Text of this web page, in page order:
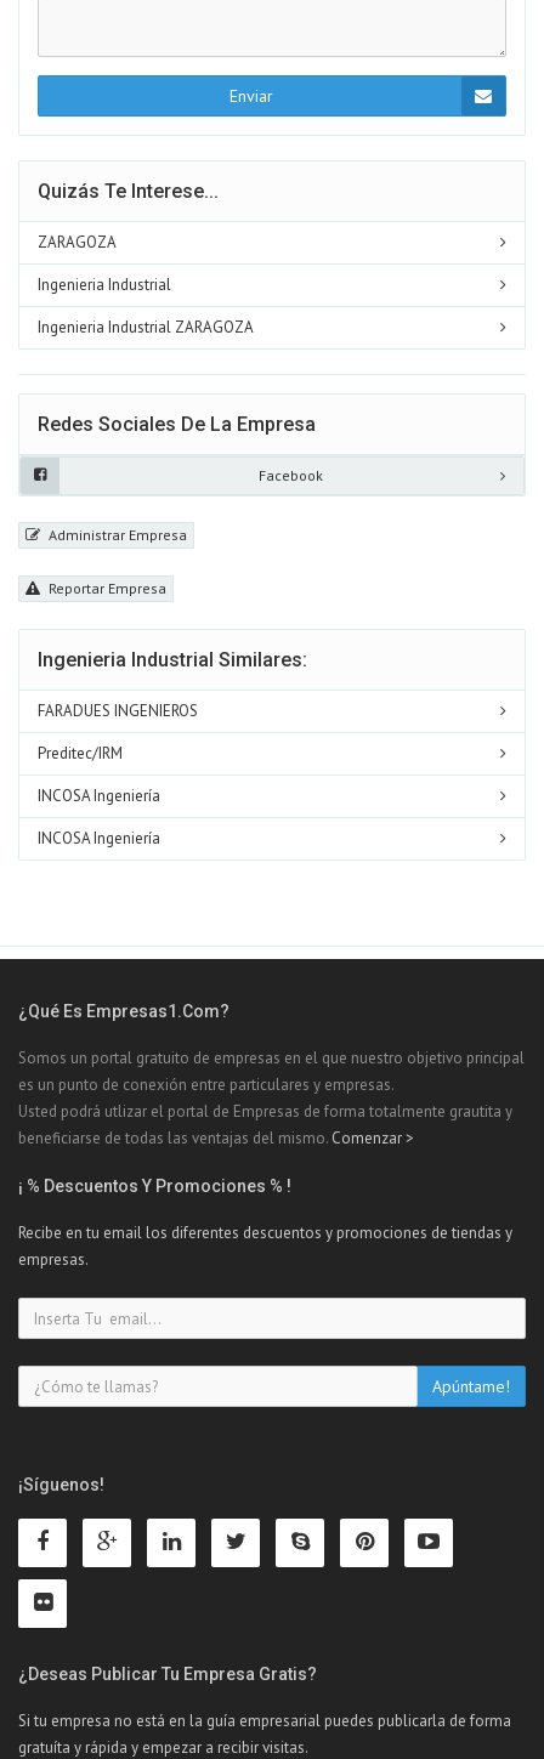
Enviar
Quizás Te Interese...
ZARAGOZA
Ingenieria Industrial
Ingenieria Industrial ZARAGOZA
Redes Sociales De La Empresa
Facebook
Administrar Empresa
Reportar Empresa
Ingenieria Industrial Similares:
FARADUES INGENIEROS
Preditec/IRM
INCOSA Ingeniería
INCOSA Ingeniería
¿Qué Es Empresas1.com?
Somos un portal gratuito de empresas en el que nuestro objetivo principal
es un punto de conexión entre particulares y empresas.
Usted podrá utlizar el portal de Empresas de forma totalmente grautita y
beneficiarse de todas las ventajas del mismo. Comenzar >
¡ % Descuentos Y Promociones % !
Recibe en tu email los diferentes descuentos y promociones de tiendas y
empresas.
¡Síguenos!
¿Deseas Publicar Tu Empresa Gratis?
Si tu empresa no está en la guía empresarial puedes publicarla de forma
gratuíta y rápida y empezar a recibir visitas.